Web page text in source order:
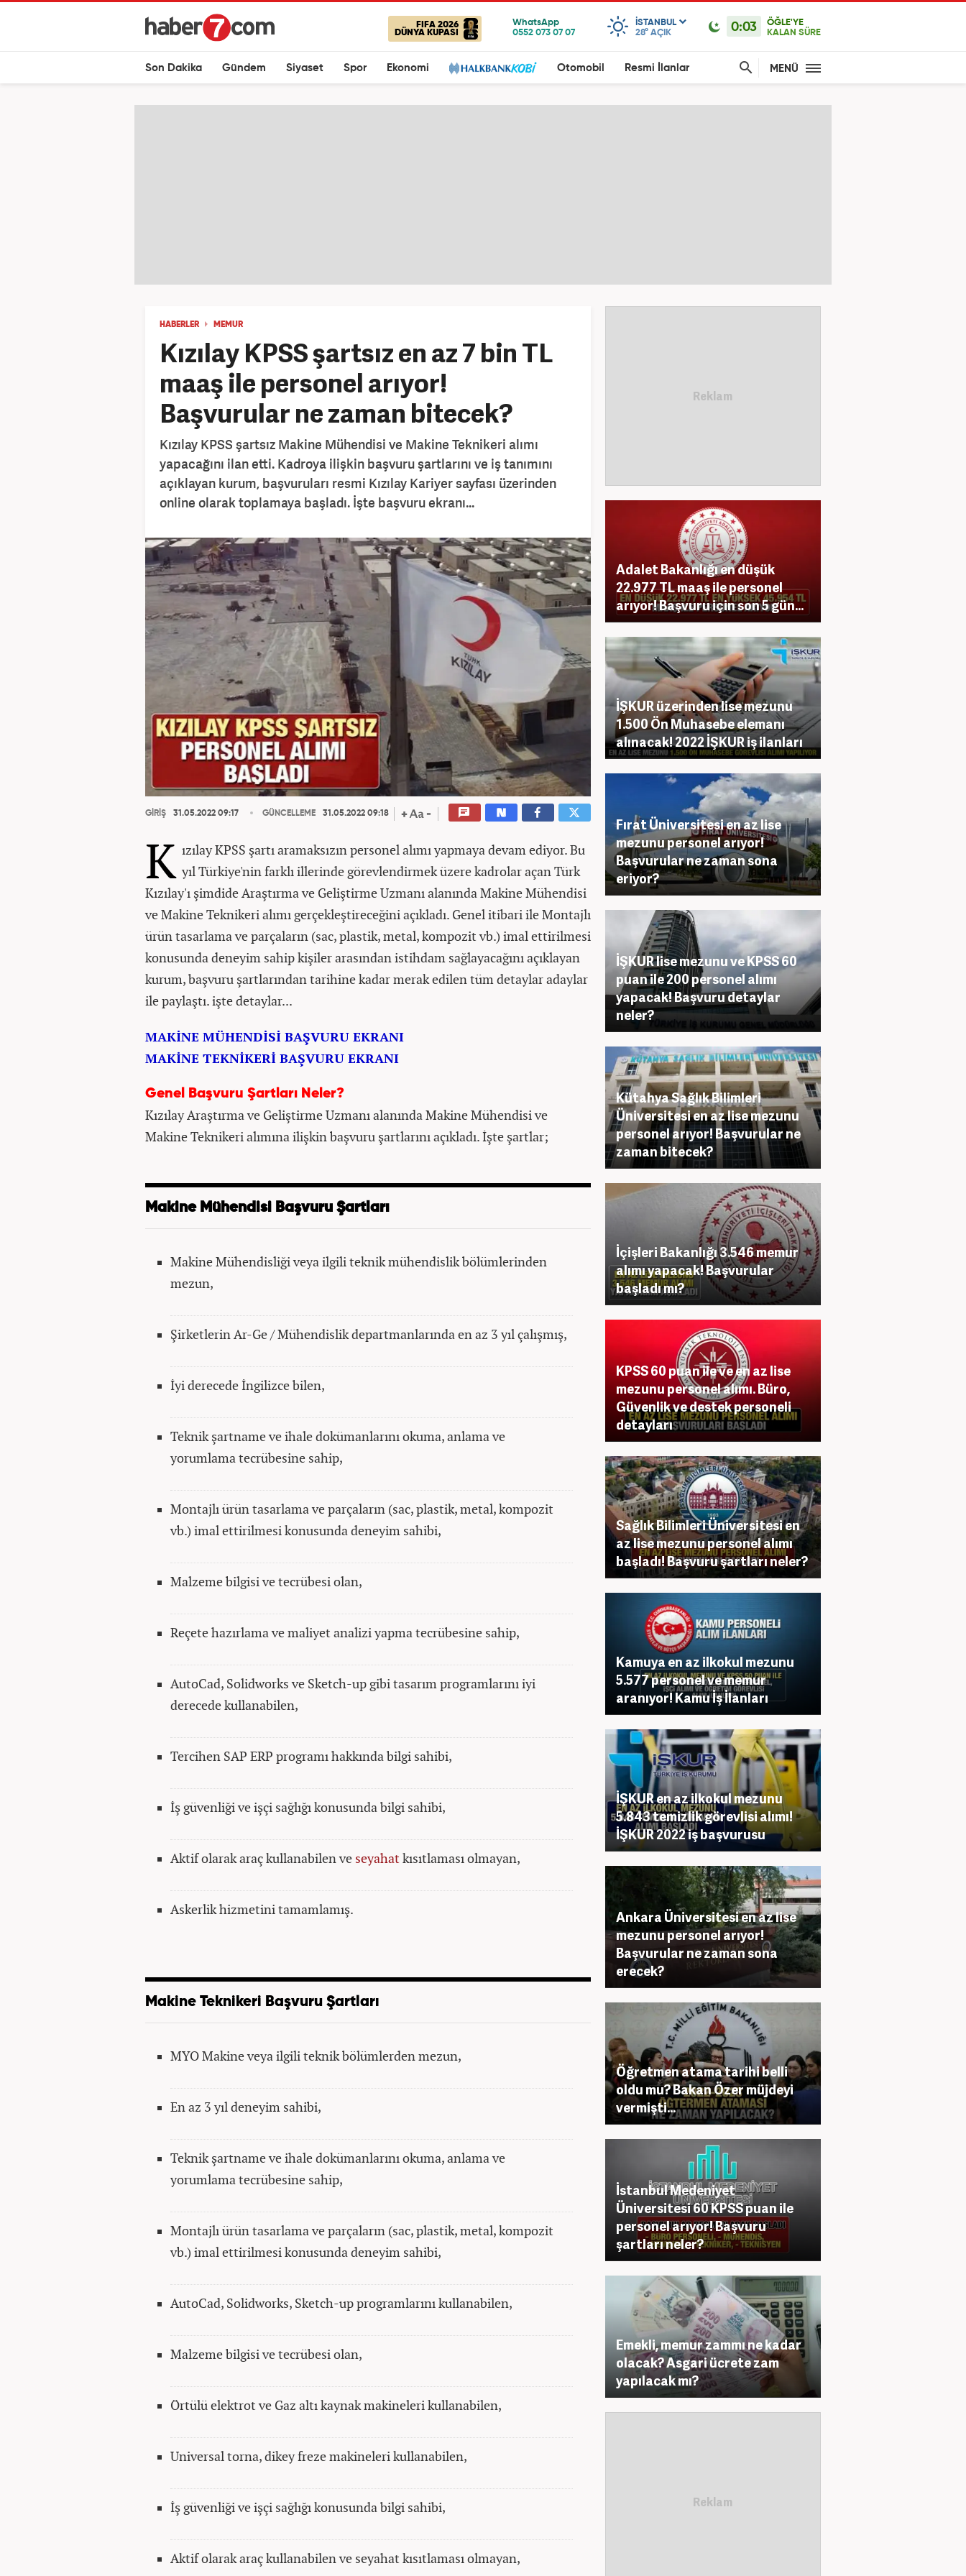
FIFA 2026
DÜNYA KUPASI
ISTANBUL
28° AÇIK 0:03
ÖĞLE'YE
KALAN SÜRE
Son Dakika Gündem Siyaset Spor Ekonomi Otomobil Resmi İlanlar MENÜ
HABERLER MEMUR
Kızılay KPSS şartsız en az 7 bin TL
maaş ile personel arıyor!
Başvurular ne zaman bitecek?
Kızılay KPSS şartsız Makine Mühendisi ve Makine Teknikeri alımı
yapacağını ilan etti. Kadroya ilişkin başvuru şartlarını ve iş tanımını
açıklayan kurum, başvuruları resmi Kızılay Kariyer sayfası üzerinden
online olarak toplamaya başladı. İşte başvuru ekranı...
GİRİŞ 31.05.2022 09:17 GÜNCELLEME 31.05.2022 09:18
K ızılay KPSS şartı aramaksızın personel alımı yapmaya devam ediyor. Bu
yıl Türkiye'nin farklı illerinde görevlendirmek üzere kadrolar açan Türk
Kızılay'ı şimdide Araştırma ve Geliştirme Uzmanı alanında Makine Mühendisi
ve Makine Teknikeri alımı gerçekleştireceğini açıkladı. Genel itibari ile Montajlı
ürün tasarlama ve parçaların (sac, plastik, metal, kompozit vb.) imal ettirilmesi
konusunda deneyim sahip kişiler arasından istihdam sağlayacağını açıklayan
kurum, başvuru şartlarından tarihine kadar merak edilen tüm detaylar adaylar
ile paylaştı. işte detaylar...
MAKİNE MÜHENDİSİ BAŞVURU EKRANI
MAKİNE TEKNİKERİ BAŞVURU EKRANI
Genel Başvuru Şartları Neler?
Kızılay Araştırma ve Geliştirme Uzmanı alanında Makine Mühendisi ve
Makine Teknikeri alımına ilişkin başvuru şartlarını açıkladı. İşte şartlar;
Makine Mühendisi Başvuru Şartları
Makine Mühendisliği veya ilgili teknik mühendislik bölümlerinden
mezun,
Şirketlerin Ar-Ge / Mühendislik departmanlarında en az 3 yıl çalışmış,
İyi derecede İngilizce bilen,
Teknik şartname ve ihale dokümanlarını okuma, anlama ve
yorumlama tecrübesine sahip,
Montajlı ürün tasarlama ve parçaların (sac, plastik, metal, kompozit
vb.) imal ettirilmesi konusunda deneyim sahibi,
Malzeme bilgisi ve tecrübesi olan,
Reçete hazırlama ve maliyet analizi yapma tecrübesine sahip,
AutoCad, Solidworks ve Sketch-up gibi tasarım programlarını iyi
derecede kullanabilen,
Tercihen SAP ERP programı hakkında bilgi sahibi,
İş güvenliği ve işçi sağlığı konusunda bilgi sahibi,
Aktif olarak araç kullanabilen ve seyahat kısıtlaması olmayan,
Askerlik hizmetini tamamlamış.
Makine Teknikeri Başvuru Şartları
MYO Makine veya ilgili teknik bölümlerden mezun,
En az 3 yıl deneyim sahibi,
Teknik şartname ve ihale dokümanlarını okuma, anlama ve
yorumlama tecrübesine sahip,
Montajlı ürün tasarlama ve parçaların (sac, plastik, metal, kompozit
vb.) imal ettirilmesi konusunda deneyim sahibi,
AutoCad, Solidworks, Sketch-up programlarını kullanabilen,
Malzeme bilgisi ve tecrübesi olan,
Örtülü elektrot ve Gaz altı kaynak makineleri kullanabilen,
Universal torna, dikey freze makineleri kullanabilen,
İş güvenliği ve işçi sağlığı konusunda bilgi sahibi,
Aktif olarak araç kullanabilen ve seyahat kısıtlaması olmayan,
Adalet Bakanlığı en düşük
22.977 TL maaş ile personel
arıyor! Başvuru için son 5 gün...
İŞKUR üzerinden lise mezunu
1.500 Ön Muhasebe elemanı
alınacak! 2022 İŞKUR iş ilanları
Fırat Üniversitesi en az lise
mezunu personel arıyor!
Başvurular ne zaman sona
eriyor?
İŞKUR lise mezunu ve KPSS 60
puan ile 200 personel alımı
yapacak! Başvuru detaylar
neler?
Kütahya Sağlık Bilimleri
Üniversitesi en az lise mezunu
personel arıyor! Başvurular ne
zaman bitecek?
İçişleri Bakanlığı 3.546 memur
alımı yapacak! Başvurular
başladı mı?
KPSS 60 puan ile ve en az lise
mezunu personel alımı. Büro,
Güvenlik ve destek personeli
detayları
Sağlık Bilimleri Üniversitesi en
az lise mezunu personel alımı
başladı! Başvuru şartları neler?
Kamuya en az ilkokul mezunu
5.577 personel ve memur
aranıyor! Kamu İş İlanları
İŞKUR en az ilkokul mezunu
5.843 temizlik görevlisi alımı!
İŞKUR 2022 iş başvurusu
Ankara Üniversitesi en az lise
mezunu personel arıyor!
Başvurular ne zaman sona
erecek?
Öğretmen atama tarihi belli
oldu mu? Bakan Özer müjdeyi
vermişti...
İstanbul Medeniyet
Üniversitesi 60 KPSS puan ile
personel arıyor! Başvuru
şartları neler?
Emekli, memur zammı ne kadar
olacak? Asgari ücrete zam
yapılacak mı?